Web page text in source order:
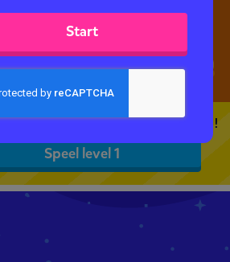
quizzen spelen. Speel de eerste!
Speel level 1
Start